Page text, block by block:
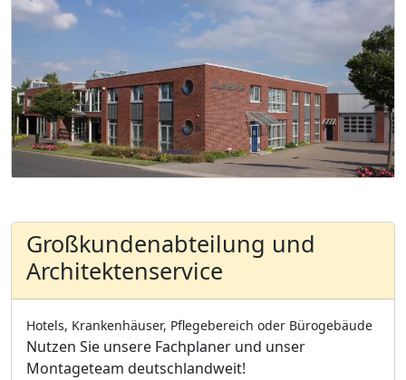
Großkundenabteilung und
Architektenservice
Hotels, Krankenhäuser, Pflegebereich oder Bürogebäude
Nutzen Sie unsere Fachplaner und unser
Montageteam deutschlandweit!